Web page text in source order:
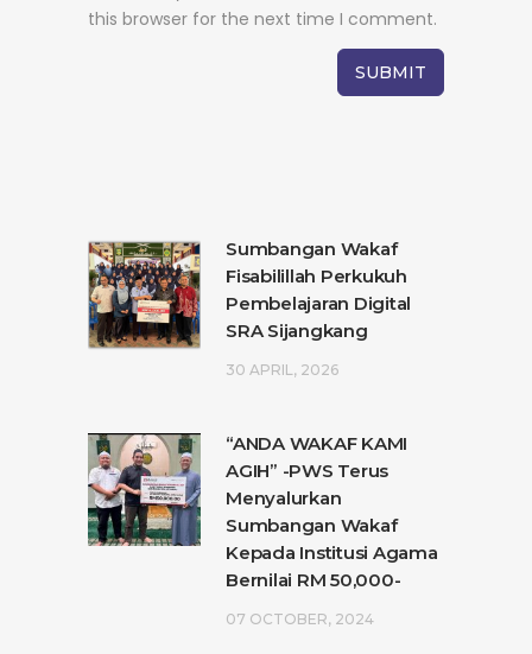
this browser for the next time I comment.
Sumbangan Wakaf
Fisabilillah Perkukuh
Pembelajaran Digital
SRA Sijangkang
30 APRIL, 2026
“ANDA WAKAF KAMI
AGIH” -PWS Terus
Menyalurkan
Sumbangan Wakaf
Kepada Institusi Agama
Bernilai RM 50,000-
07 OCTOBER, 2024